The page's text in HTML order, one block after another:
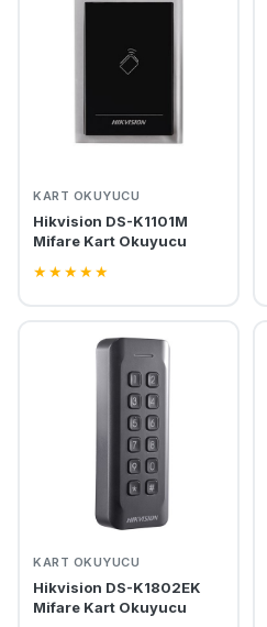
KART OKUYUCU
Hikvision DS-K1101M
Mifare Kart Okuyucu
★★★★★
KART OKUYUCU
Hikvision DS-K1802EK
Mifare Kart Okuyucu